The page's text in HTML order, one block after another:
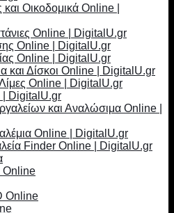
Οικοδομικά Online |
Online | DigitalU.gr
Online | DigitalU.gr
Online | DigitalU.gr
και Δίσκοι Online | DigitalU.gr
Λίμες Online | DigitalU.gr
| DigitalU.gr
και Αναλώσιμα Online |
Online | DigitalU.gr
Finder Online | DigitalU.gr
Online
Online